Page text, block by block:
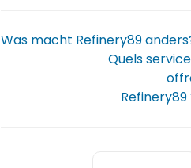
Was macht Refinery89
Quels
Refinery89